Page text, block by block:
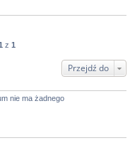
z 1
Przejdź do
nie ma żadnego